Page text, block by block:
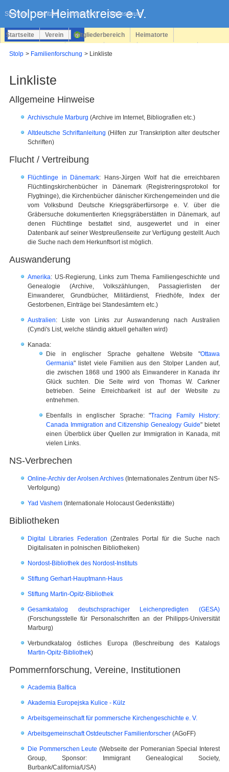
Sitemap Kontakt Impressum Datenschutz
überspringen
Startseite Verein Mitgliederbereich Heimatorte
Stolp Familienforschung Linkliste
Linkliste
Allgemeine Hinweise
Archivschule Marburg (Archive im Internet, Bibliografien etc.)
Altdeutsche Schriftanleitung (Hilfen zur Transkription alter deutscher
Schriften)
Flucht / Vertreibung
Flüchtlinge in Dänemark: Hans-Jürgen Wolf hat die erreichbaren
Flüchtlingskirchenbücher in Dänemark (Registreringsprotokol for
Flygtninge), die Kirchenbücher dänischer Kirchengemeinden und die
vom Volksbund Deutsche Kriegsgräberfürsorge e. V. über die
Gräbersuche dokumentierten Kriegsgräberstätten in Dänemark, auf
denen Flüchtlinge bestattet sind, ausgewertet und in einer
Datenbank auf seiner Westpreußenseite zur Verfügung gestellt. Auch
die Suche nach dem Herkunftsort ist möglich.
Auswanderung
Amerika: US-Regierung, Links zum Thema Familiengeschichte und
Genealogie (Archive, Volkszählungen, Passagierlisten der
Einwanderer, Grundbücher, Militärdienst, Friedhöfe, Index der
Gestorbenen, Einträge bei Standesämtern etc.)
Australien: Liste von Links zur Auswanderung nach Australien
(Cyndi's List, welche ständig aktuell gehalten wird)
Kanada:
Die in englischer Sprache gehaltene Website "Ottawa
Germania" listet viele Familien aus den Stolper Landen auf,
die zwischen 1868 und 1900 als Einwanderer in Kanada ihr
Glück suchten. Die Seite wird von Thomas W. Carkner
betrieben. Seine Erreichbarkeit ist auf der Website zu
entnehmen.
Ebenfalls in englischer Sprache: "Tracing Family History:
Canada Immigration and Citizenship Genealogy Guide" bietet
einen Überblick über Quellen zur Immigration in Kanada, mit
vielen Links.
NS-Verbrechen
Online-Archiv der Arolsen Archives (Internationales Zentrum über NS-
Verfolgung)
Yad Vashem (Internationale Holocaust Gedenkstätte)
Bibliotheken
Digital Libraries Federation (Zentrales Portal für die Suche nach
Digitalisaten in polnischen Bibliotheken)
Nordost-Bibliothek des Nordost-Instituts
Stiftung Gerhart-Hauptmann-Haus
Stiftung Martin-Opitz-Bibliothek
Gesamkatalog deutschsprachiger Leichenpredigten (GESA)
(Forschungsstelle für Personalschriften an der Philipps-Universität
Marburg)
Verbundkatalog östliches Europa (Beschreibung des Katalogs
Martin-Opitz-Bibliothek)
Pommernforschung, Vereine, Institutionen
Academia Baltica
Akademia Europejska Kulice - Külz
Arbeitsgemeinschaft für pommersche Kirchengeschichte e. V.
Arbeitsgemeinschaft Ostdeutscher Familienforscher (AGoFF)
Die Pommerschen Leute (Webseite der Pomeranian Special Interest
Group, Sponsor: Immigrant Genealogical Society,
Burbank/California/USA)